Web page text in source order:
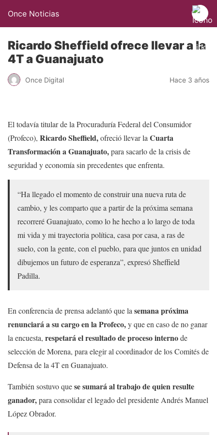
Once Noticias
Ricardo Sheffield ofrece llevar a la
4T a Guanajuato
Once Digital Hace 3 años
El todavía titular de la Procuraduría Federal del Consumidor
(Profeco), Ricardo Sheffield,ofreció llevar la Cuarta
Transformación a Guanajuato,para sacarlo de la crisis de
seguridad y economía sin precedentes que enfrenta.
“Ha llegado el momento de construir una nueva ruta de
cambio, y les comparto que a partir de la próxima semana
recorreré Guanajuato, como lo he hecho a lo largo de toda
mi vida y mi trayectoria política, casa por casa, a ras de
suelo, con la gente, con el pueblo, para que juntos en unidad
dibujemos un futuro de esperanza”, expresó Sheffield
Padilla.
En conferencia de prensa adelantó que la semana próxima
renunciará a su cargo en la Profeco,y que en caso de no ganar
la encuesta, respetará el resultado de proceso internode
selección de Morena, para elegir al coordinador de los Comités de
Defensa de la 4T en Guanajuato.
También sostuvo quese sumará al trabajo de quien resulte
ganador,para consolidar el legado del presidente Andrés Manuel
López Obrador.